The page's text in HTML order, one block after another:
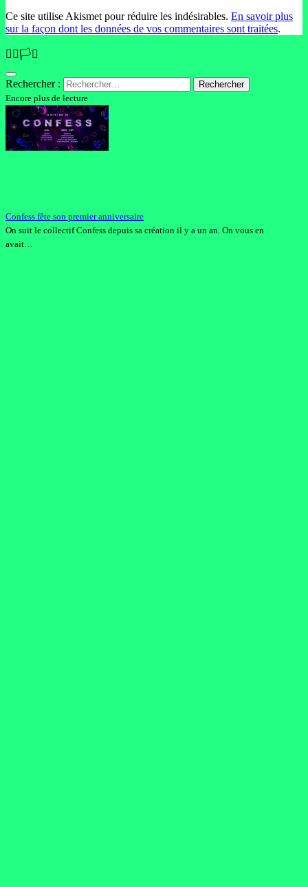
Ce site utilise Akismet pour réduire les indésirables. En savoir plus
sur la façon dont les données de vos commentaires sont traitées.
🏳️‍🌈🏳️‍⚧️
Rechercher :
Encore plus de lecture
Confess fête son premier anniversaire
On suit le collectif Confess depuis sa création il y a un an. On vous en
avait…